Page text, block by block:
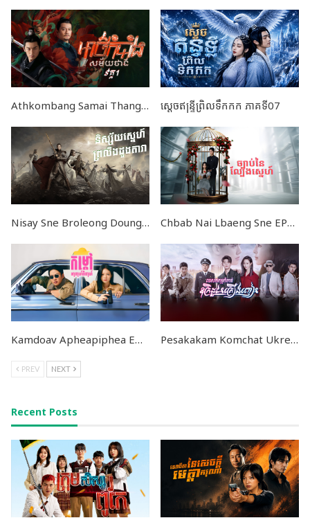
Athkombang Samai Thang I END36 ស្តេចឥន្ទ្រីព្រិលទឹកកក ភាគទី07
Nisay Sne Broleong DoungDara END52 Chbab Nai Lbaeng Sne EP01-24 END
Kamdoav Apheapiphea END06 Pesakakam Komchat Ukret Chun Kreong Nhean END47
PREV NEXT
Recent Posts